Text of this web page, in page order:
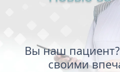
Вы наш
своими